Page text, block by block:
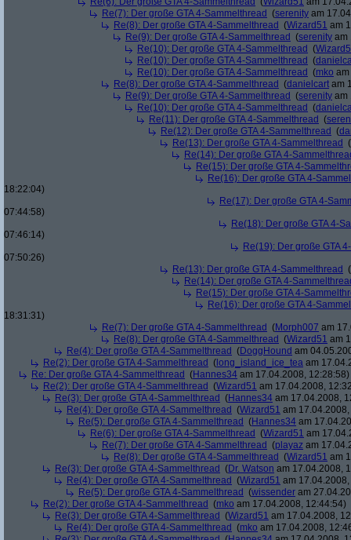
Re(7): Der große GTA 4-Sammelthread (serenity am
Re(8): Der große GTA 4-Sammelthread (Wizard51 am
Re(9): Der große GTA 4-Sammelthread (serenity am
Re(10): Der große GTA 4-Sammelthread (
Re(10): Der große GTA 4-Sammelthread (
Re(10): Der große GTA 4-Sammelthread (mko
Re(8): Der große GTA 4-Sammelthread (danielcart am
Re(9): Der große GTA 4-Sammelthread (serenity am
Re(10): Der große GTA 4-Sammelthread (
Re(11): Der große GTA 4-Sammelthread (
Re(12): Der große GTA 4-Sammelthread (
Re(13): Der große GTA 4-Sammelthread (
Re(14): Der große GTA 4-
Re(15): Der große GTA 4-
Re(16): Der große GTA 4-
18:22:04)
Re(17): Der große GTA 4-
07:44:58)
Re(18): Der große GTA 4-
07:46:14)
Re(19): Der große GTA
07:50:26)
Re(13): Der große GTA 4-Sammelthread (
Re(14): Der große GTA 4-
Re(15): Der große GTA 4-
Re(16): Der große GTA 4-
18:31:31)
Re(7): Der große GTA 4-Sammelthread (Morph007 am
Re(8): Der große GTA 4-Sammelthread (Wizard51 am
Re(4): Der große GTA 4-Sammelthread (DoggHound am
Re(2): Der große GTA 4-Sammelthread ( long_island_ice_tea am
Re: Der große GTA 4-Sammelthread (Hannes34 am 17.04.2008, 12:28:58)
Re(2): Der große GTA 4-Sammelthread (Wizard51 am 17.04.2008,
Re(3): Der große GTA 4-Sammelthread (Hannes34 am 17.04.2008,
Re(4): Der große GTA 4-Sammelthread (Wizard51 am
Re(5): Der große GTA 4-Sammelthread (Hannes34 am
Re(6): Der große GTA 4-Sammelthread (Wizard51 am
Re(7): Der große GTA 4-Sammelthread (playaz am
Re(8): Der große GTA 4-Sammelthread (Wizard51 am
Re(3): Der große GTA 4-Sammelthread (Dr. Watson am 17.04.2008,
Re(4): Der große GTA 4-Sammelthread (Wizard51 am
Re(5): Der große GTA 4-Sammelthread (wissender am
Re(2): Der große GTA 4-Sammelthread (mko am 17.04.2008, 12:44:54)
Re(3): Der große GTA 4-Sammelthread (Wizard51 am 17.04.2008,
Re(4): Der große GTA 4-Sammelthread (mko am 17.04.2008,